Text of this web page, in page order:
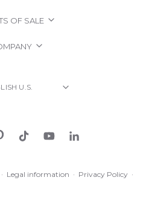
OF SALE
· Legal information · Privacy Policy ·